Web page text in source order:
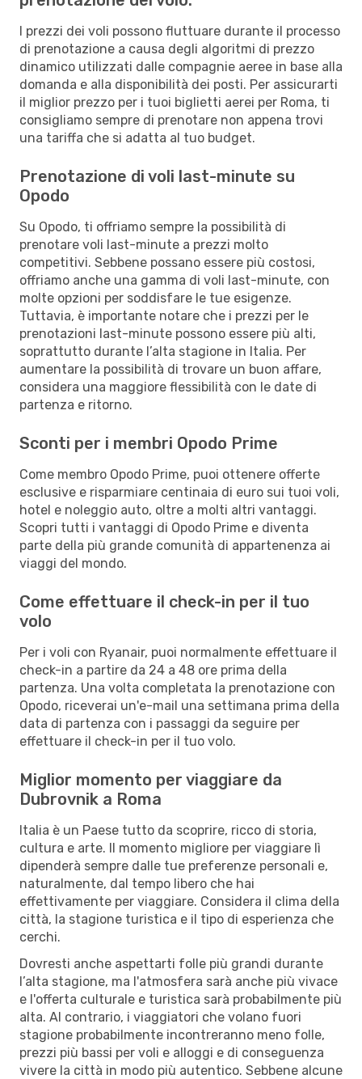
I prezzi dei voli possono fluttuare durante il processo
di prenotazione a causa degli algoritmi di prezzo
dinamico utilizzati dalle compagnie aeree in base alla
domanda e alla disponibilità dei posti. Per assicurarti
il miglior prezzo per i tuoi biglietti aerei per Roma, ti
consigliamo sempre di prenotare non appena trovi
una tariffa che si adatta al tuo budget.
Prenotazione di voli last-minute su
Opodo
Su Opodo, ti offriamo sempre la possibilità di
prenotare voli last-minute a prezzi molto
competitivi. Sebbene possano essere più costosi,
offriamo anche una gamma di voli last-minute, con
molte opzioni per soddisfare le tue esigenze.
Tuttavia, è importante notare che i prezzi per le
prenotazioni last-minute possono essere più alti,
soprattutto durante l’alta stagione in Italia. Per
aumentare la possibilità di trovare un buon affare,
considera una maggiore flessibilità con le date di
partenza e ritorno.
Sconti per i membri Opodo Prime
Come membro Opodo Prime, puoi ottenere offerte
esclusive e risparmiare centinaia di euro sui tuoi voli,
hotel e noleggio auto, oltre a molti altri vantaggi.
Scopri tutti i vantaggi di Opodo Prime e diventa
parte della più grande comunità di appartenenza ai
viaggi del mondo.
Come effettuare il check-in per il tuo
volo
Per i voli con Ryanair, puoi normalmente effettuare il
check-in a partire da 24 a 48 ore prima della
partenza. Una volta completata la prenotazione con
Opodo, riceverai un'e-mail una settimana prima della
data di partenza con i passaggi da seguire per
effettuare il check-in per il tuo volo.
Miglior momento per viaggiare da
Dubrovnik a Roma
Italia è un Paese tutto da scoprire, ricco di storia,
cultura e arte. Il momento migliore per viaggiare lì
dipenderà sempre dalle tue preferenze personali e,
naturalmente, dal tempo libero che hai
effettivamente per viaggiare. Considera il clima della
città, la stagione turistica e il tipo di esperienza che
cerchi.
Dovresti anche aspettarti folle più grandi durante
l’alta stagione, ma l'atmosfera sarà anche più vivace
e l'offerta culturale e turistica sarà probabilmente più
alta. Al contrario, i viaggiatori che volano fuori
stagione probabilmente incontreranno meno folle,
prezzi più bassi per voli e alloggi e di conseguenza
vivere la città in modo più autentico. Sebbene alcune